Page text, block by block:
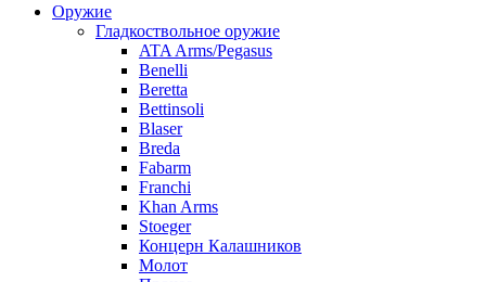
Оружие
Гладкоствольное оружие
ATA Arms/Pegasus
Benelli
Beretta
Bettinsoli
Blaser
Breda
Fabarm
Franchi
Khan Arms
Stoeger
Концерн Калашников
Молот